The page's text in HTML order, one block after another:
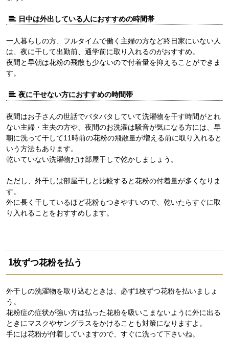
日中は外出している人におすすめの時間帯
一人暮らしの方、フルタイムで働く主婦の方など終日家にいない人
は、夜に干して出勤前、通学前に取り入れるのがおすすめ。
夜間と早朝は花粉の飛散も少ないので付着量を抑えることができま
す。
夜に干せない方におすすめの時間帯
夜間はお子さんの世話でバタバタしていて洗濯物を干す時間がとれ
ない主婦・主夫の方や、夜間のお洗濯は騒音が気になる方には、早
朝に洗って干して11時前の花粉の飛散量が増える前に取り入れると
いう方法もあります。
乾いていない洗濯物だけ部屋干しで乾かしましょう。
ただし、外干しは部屋干しと比較すると花粉の付着量が多くなりま
す。
外に長く干しているほど花粉もつきやすいので、乾いたらすぐに取
り入れることをおすすめします。
1枚ずつ花粉を払う
外干しの洗濯物を取り込むときは、必ず1枚ずつ花粉を払いましょ
う。
花粉症の症状が強い方は払った花粉を吸いこまないように外に出る
ときにマスクやサングラスをかけることも対策になりますよ。
手には花粉が付着していますので、すぐに洗って下さいね。